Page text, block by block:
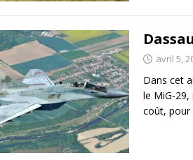
avril 5,
Dans cet
le MiG-
coût, pour